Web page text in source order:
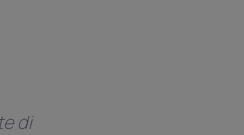
di